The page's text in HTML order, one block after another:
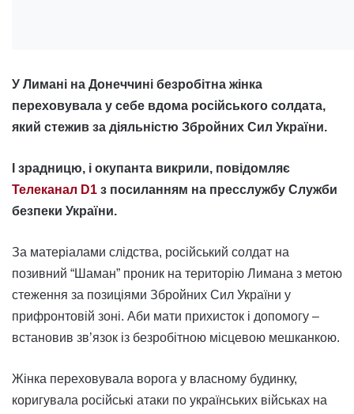
У Лимані на Донеччині безробітна жінка
переховувала у себе вдома російського солдата,
який стежив за діяльністю Збройних Сил України.
І зрадницю, і окупанта викрили, повідомляє
Телеканал D1 з посиланням на пресслужбу Служби
безпеки України.
За матеріалами слідства, російський солдат на
позивний “Шаман” проник на територію Лимана з метою
стеження за позиціями Збройних Сил України у
прифронтовій зоні. Аби мати прихисток і допомогу –
встановив зв’язок із безробітною місцевою мешканкою.
Жінка переховувала ворога у власному будинку,
коригувала російські атаки по українських військах на